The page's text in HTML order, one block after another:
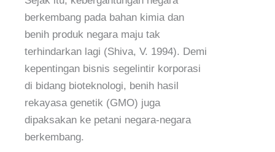
berkembang pada bahan kimia dan
benih produk negara maju tak
terhindarkan lagi (Shiva, V. 1994). Demi
kepentingan bisnis segelintir korporasi
di bidang bioteknologi, benih hasil
rekayasa genetik (GMO) juga
dipaksakan ke petani negara-negara
berkembang.